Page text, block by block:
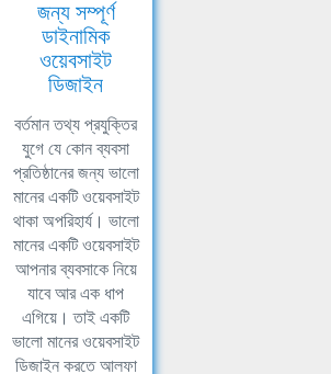
জন্য সম্পূর্ণ
ডাইনামিক
ওয়েবসাইট
ডিজাইন
বর্তমান তথ্য প্রযুক্তির
যুগে যে কোন ব্যবসা
প্রতিষ্ঠানের জন্য ভালো
মানের একটি ওয়েবসাইট
থাকা অপরিহার্য। ভালো
মানের একটি ওয়েবসাইট
আপনার ব্যবসাকে নিয়ে
যাবে আর এক ধাপ
এগিয়ে। তাই একটি
ভালো মানের ওয়েবসাইট
ডিজাইন করতে আলফা